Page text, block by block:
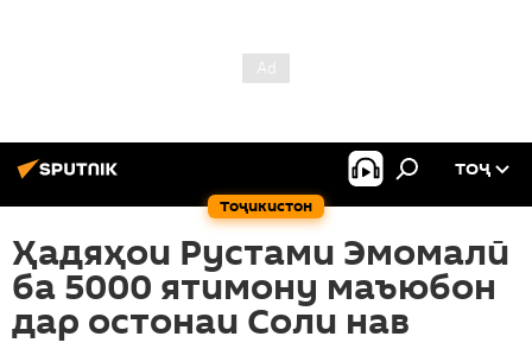
Тоҷикистон
ТОҶ
Ҳадяҳои Рустами Эмомалӣ
ба 5000 ятимону маъюбон
дар остонаи Соли нав